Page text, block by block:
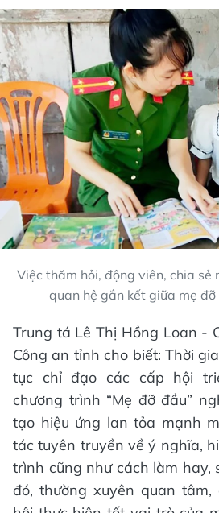
Việc thăm hỏi, động viên, chia sẻ
quan hệ gắn kết giữa mẹ
Trung tá Lê Thị Hồng Loan -
Công an tỉnh cho biết: Thời
tục chỉ đạo các cấp hội
chương trình “Mẹ đỡ đầu”
tạo hiệu ứng lan tỏa mạnh
tác tuyên truyền về ý nghĩa,
trình cũng như cách làm hay,
đó, thường xuyên quan